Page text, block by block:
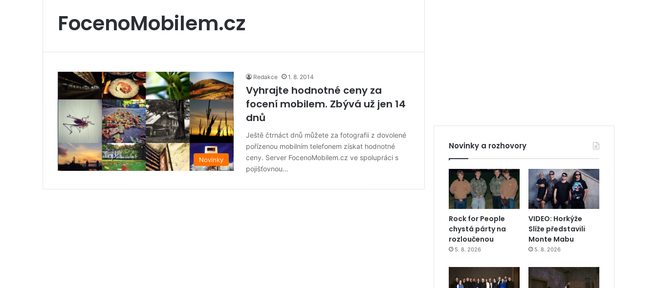
FocenoMobilem.cz
Novinky
Redakce 1. 8. 2014
Vyhrajte hodnotné ceny za
focení mobilem. Zbývá už jen 14
dnů
Ještě čtrnáct dnů můžete za fotografii z dovolené
pořízenou mobilním telefonem získat hodnotné
ceny. Server FocenoMobilem.cz ve spolupráci s
pojišťovnou…
Novinky a rozhovory
Rock for People
chystá párty na
rozloučenou
5. 8. 2026
VIDEO: Horkýže
Slíže představili
Monte Mabu
5. 8. 2026